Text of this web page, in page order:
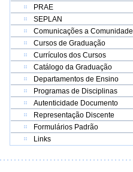
PRAE
SEPLAN
Comunicações a Comunidade
Cursos de Graduação
Currículos dos Cursos
Catálogo da Graduação
Departamentos de Ensino
Programas de Disciplinas
Autenticidade Documento
Representação Discente
Formulários Padrão
Links